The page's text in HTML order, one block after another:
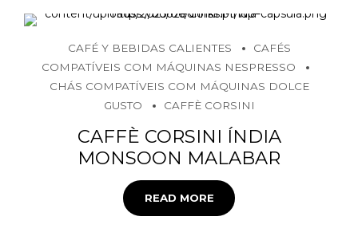
CAFÉ Y BEBIDAS CALIENTES
CAFÉS
COMPATÍVEIS COM MÁQUINAS NESPRESSO
CHÁS COMPATÍVEIS COM MÁQUINAS DOLCE
GUSTO
CAFFÈ CORSINI
CAFFÈ CORSINI ÍNDIA
MONSOON MALABAR
READ MORE